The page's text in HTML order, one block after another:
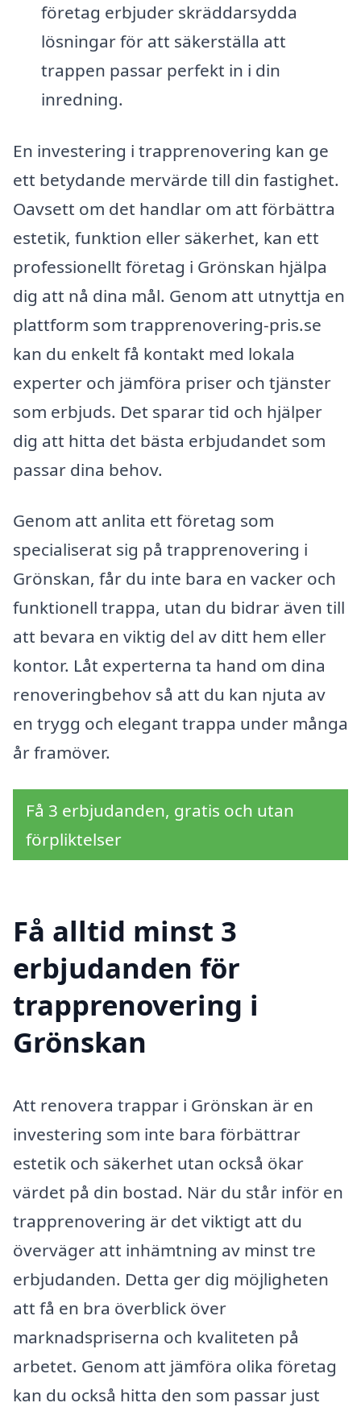
företag erbjuder skräddarsydda
lösningar för att säkerställa att
trappen passar perfekt in i din
inredning.
En investering i trapprenovering kan ge
ett betydande mervärde till din fastighet.
Oavsett om det handlar om att förbättra
estetik, funktion eller säkerhet, kan ett
professionellt företag i Grönskan hjälpa
dig att nå dina mål. Genom att utnyttja en
plattform som trapprenovering-pris.se
kan du enkelt få kontakt med lokala
experter och jämföra priser och tjänster
som erbjuds. Det sparar tid och hjälper
dig att hitta det bästa erbjudandet som
passar dina behov.
Genom att anlita ett företag som
specialiserat sig på trapprenovering i
Grönskan, får du inte bara en vacker och
funktionell trappa, utan du bidrar även till
att bevara en viktig del av ditt hem eller
kontor. Låt experterna ta hand om dina
renoveringbehov så att du kan njuta av
en trygg och elegant trappa under många
år framöver.
Få 3 erbjudanden, gratis och utan
förpliktelser
Få alltid minst 3
erbjudanden för
trapprenovering i
Grönskan
Att renovera trappar i Grönskan är en
investering som inte bara förbättrar
estetik och säkerhet utan också ökar
värdet på din bostad. När du står inför en
trapprenovering är det viktigt att du
överväger att inhämtning av minst tre
erbjudanden. Detta ger dig möjligheten
att få en bra överblick över
marknadspriserna och kvaliteten på
arbetet. Genom att jämföra olika företag
kan du också hitta den som passar just